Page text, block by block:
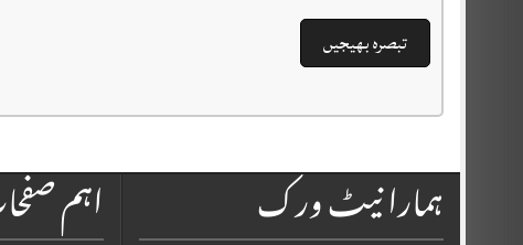
اہم ہمارا نیٹ ورک